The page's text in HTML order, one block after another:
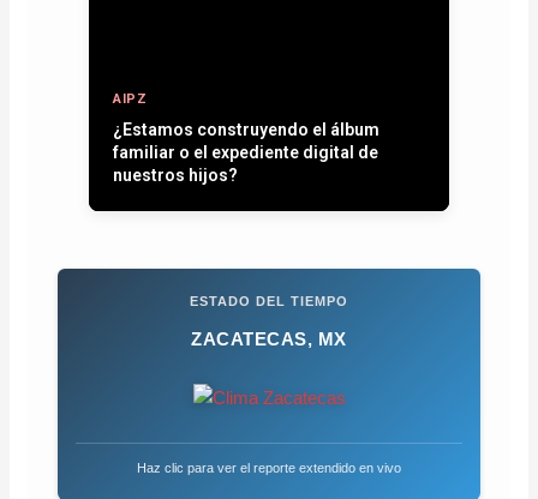
AIPZ
Entre plumas, operativos y la paz que
se quiere recuperar
ESTADO DEL TIEMPO
ZACATECAS, MX
Haz clic para ver el reporte extendido en vivo